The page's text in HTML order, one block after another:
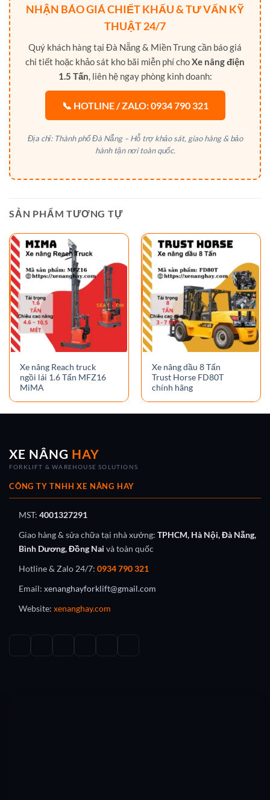
NHẬN BÁO GIÁ CHIẾT KHẤU & TƯ VẤN KỸ
THUẬT 24/7
Quý khách hàng tại Đà Nẵng & Miền Trung cần báo giá
chi tiết hoặc khảo sát kho bãi miễn phí choXe nâng điện
1.5 Tấn , liên hệ ngay phòng kinh doanh:
📞 HOTLINE / ZALO: 0934 790 321
Địa chỉ: Thành phố Đà Nẵng – Hỗ trợ khảo sát, giao hàng & bảo
hành tận nơi toàn quốc.
SẢN PHẨM TƯƠNG TỰ
Xe nâng Reach truck
ngồi lái 1.6 Tấn MFZ16
MiMA
Xe nâng dầu 8 Tấn
Trust Horse FD80T
chính hãng
XE NÂNG HAY
FORKLIFT & WAREHOUSE SOLUTIONS
CÔNG TY TNHH XE NÂNG HAY
MST: 4001327291
Giao hàng & sửa chữa tại nhà xưởng: TPHCM, Hà Nội, Đà Nẵng,
Bình Dương, Đồng Nai và toàn quốc
Hotline & Zalo 24/7: 0934 790 321
Email: xenanghayforklift@gmail.com
Website: xenanghay.com